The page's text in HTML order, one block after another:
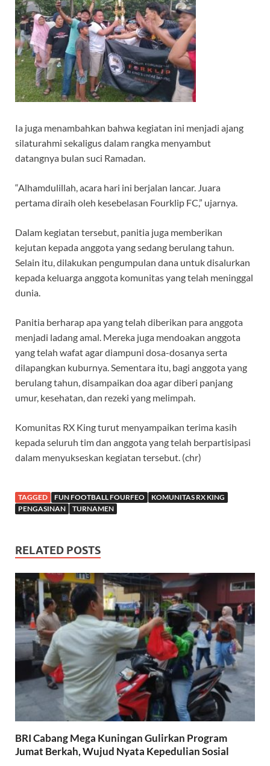
Ia juga menambahkan bahwa kegiatan ini menjadi ajang
silaturahmi sekaligus dalam rangka menyambut
datangnya bulan suci Ramadan.
“Alhamdulillah, acara hari ini berjalan lancar. Juara
pertama diraih oleh kesebelasan Fourklip FC,” ujarnya.
Dalam kegiatan tersebut, panitia juga memberikan
kejutan kepada anggota yang sedang berulang tahun.
Selain itu, dilakukan pengumpulan dana untuk disalurkan
kepada keluarga anggota komunitas yang telah meninggal
dunia.
Panitia berharap apa yang telah diberikan para anggota
menjadi ladang amal. Mereka juga mendoakan anggota
yang telah wafat agar diampuni dosa-dosanya serta
dilapangkan kuburnya. Sementara itu, bagi anggota yang
berulang tahun, disampaikan doa agar diberi panjang
umur, kesehatan, dan rezeki yang melimpah.
Komunitas RX King turut menyampaikan terima kasih
kepada seluruh tim dan anggota yang telah berpartisipasi
dalam menyukseskan kegiatan tersebut. (chr)
TAGGED FUN FOOTBALL FOURFEO
KOMUNITAS RX KING
PENGASINAN
TURNAMEN
RELATED POSTS
BRI Cabang Mega Kuningan Gulirkan Program
Jumat Berkah, Wujud Nyata Kepedulian Sosial